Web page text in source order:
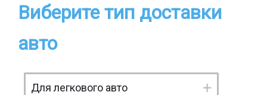
Виберите тип доставки
авто